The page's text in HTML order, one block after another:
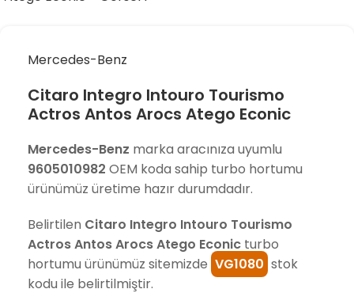
Mercedes-Benz
Citaro Integro Intouro Tourismo
Actros Antos Arocs Atego Econic
Mercedes-Benz marka aracınıza uyumlu
9605010982 OEM koda sahip turbo hortumu
ürünümüz üretime hazır durumdadır.
Belirtilen Citaro Integro Intouro Tourismo
Actros Antos Arocs Atego Econic turbo
hortumu ürünümüz sitemizde VG1080 stok
kodu ile belirtilmiştir.